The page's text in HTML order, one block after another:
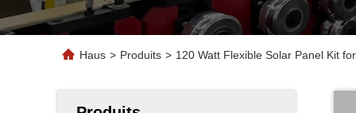
Haus > Produits > 120 Watt Flexible Solar Panel Kit